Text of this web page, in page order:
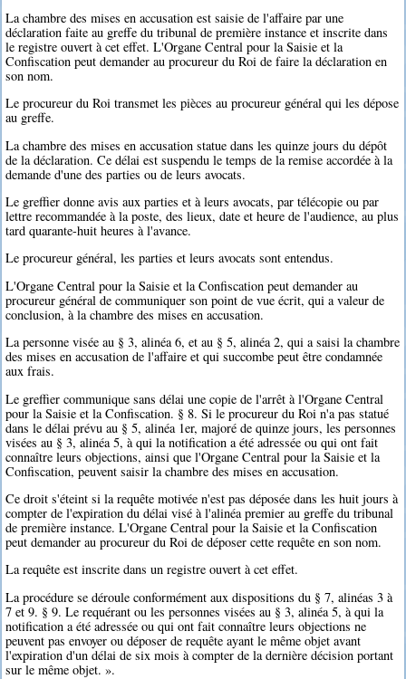
La chambre des mises en accusation est saisie de l'affaire par une
déclaration faite au greffe du tribunal de première instance et inscrite dans
le registre ouvert à cet effet. L'Organe Central pour la Saisie et la
Confiscation peut demander au procureur du Roi de faire la déclaration en
son nom.
Le procureur du Roi transmet les pièces au procureur général qui les dépose
au greffe.
La chambre des mises en accusation statue dans les quinze jours du dépôt
de la déclaration. Ce délai est suspendu le temps de la remise accordée à la
demande d'une des parties ou de leurs avocats.
Le greffier donne avis aux parties et à leurs avocats, par télécopie ou par
lettre recommandée à la poste, des lieux, date et heure de l'audience, au plus
tard quarante-huit heures à l'avance.
Le procureur général, les parties et leurs avocats sont entendus.
L'Organe Central pour la Saisie et la Confiscation peut demander au
procureur général de communiquer son point de vue écrit, qui a valeur de
conclusion, à la chambre des mises en accusation.
La personne visée au § 3, alinéa 6, et au § 5, alinéa 2, qui a saisi la chambre
des mises en accusation de l'affaire et qui succombe peut être condamnée
aux frais.
Le greffier communique sans délai une copie de l'arrêt à l'Organe Central
pour la Saisie et la Confiscation. § 8. Si le procureur du Roi n'a pas statué
dans le délai prévu au § 5, alinéa 1er, majoré de quinze jours, les personnes
visées au § 3, alinéa 5, à qui la notification a été adressée ou qui ont fait
connaître leurs objections, ainsi que l'Organe Central pour la Saisie et la
Confiscation, peuvent saisir la chambre des mises en accusation.
Ce droit s'éteint si la requête motivée n'est pas déposée dans les huit jours à
compter de l'expiration du délai visé à l'alinéa premier au greffe du tribunal
de première instance. L'Organe Central pour la Saisie et la Confiscation
peut demander au procureur du Roi de déposer cette requête en son nom.
La requête est inscrite dans un registre ouvert à cet effet.
La procédure se déroule conformément aux dispositions du § 7, alinéas 3 à
7 et 9. § 9. Le requérant ou les personnes visées au § 3, alinéa 5, à qui la
notification a été adressée ou qui ont fait connaître leurs objections ne
peuvent pas envoyer ou déposer de requête ayant le même objet avant
l'expiration d'un délai de six mois à compter de la dernière décision portant
sur le même objet. ».